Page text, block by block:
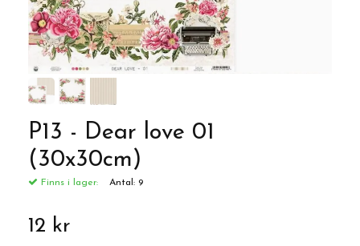
P13 - Dear love 01
(30x30cm)
Finns i lager: Antal: 9
12 kr